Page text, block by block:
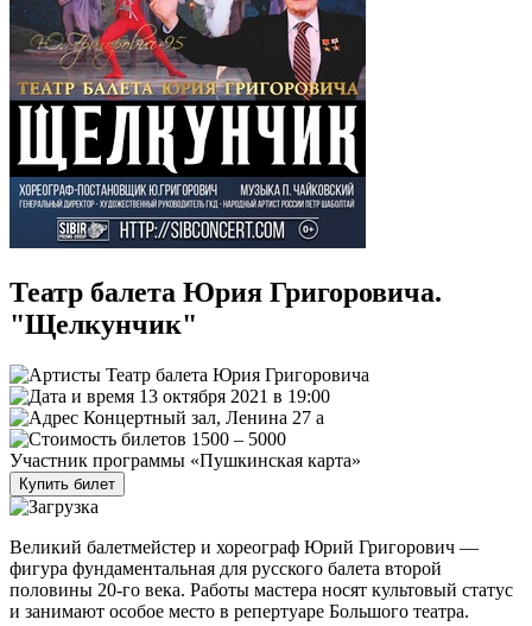
Театр балета Юрия Григоровича.
"Щелкунчик"
Театр балета Юрия Григоровича
13 октября 2021 в 19:00
Концертный зал, Ленина 27 а
1500 – 5000
Участник программы «Пушкинская карта»
Купить билет
Великий балетмейстер и хореограф Юрий Григорович —
фигура фундаментальная для русского балета второй
половины 20-го века. Работы мастера носят культовый статус
и занимают особое место в репертуаре Большого театра.